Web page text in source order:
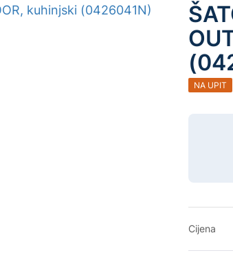
NA UPIT
Cijena